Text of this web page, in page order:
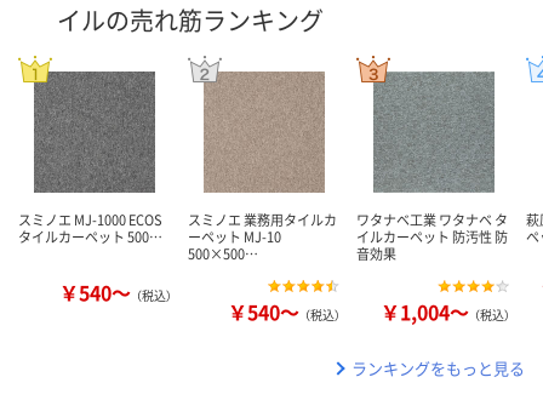
イルの売れ筋ランキング
スミノエ MJ-1000 ECOS
タイルカーペット 500…
￥540～ （税込）
スミノエ 業務用タイルカ
ーペット MJ-10
500×500…
￥540～ （税込）
ワタナベ工業 ワタナベ タ
イルカーペット 防汚性 防
音効果
￥1,004～ （税込）
萩
ペ
ランキングをもっと見る